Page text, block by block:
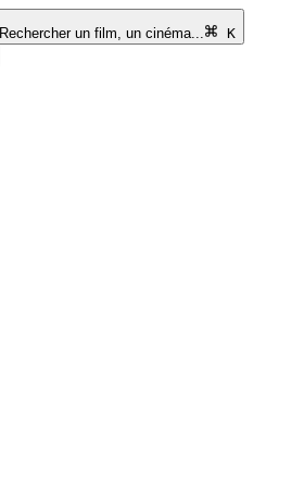
Rechercher un film, un cinéma...
K